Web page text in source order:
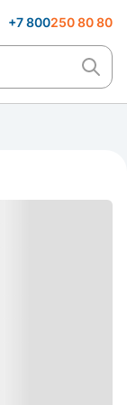
+7 800250 80 80